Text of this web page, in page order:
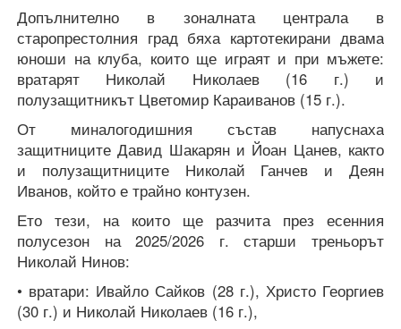
Допълнително в зоналната централа в
старопрестолния град бяха картотекирани двама
юноши на клуба, които ще играят и при мъжете:
вратарят Николай Николаев (16 г.) и
полузащитникът Цветомир Караиванов (15 г.).
От миналогодишния състав напуснаха
защитниците Давид Шакарян и Йоан Цанев, както
и полузащитниците Николай Ганчев и Деян
Иванов, който е трайно контузен.
Ето тези, на които ще разчита през есенния
полусезон на 2025/2026 г. старши треньорът
Николай Нинов:
• вратари: Ивайло Сайков (28 г.), Христо Георгиев
(30 г.) и Николай Николаев (16 г.),